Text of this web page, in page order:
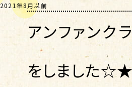
2021年8月以前
アンファンク
をしました☆★